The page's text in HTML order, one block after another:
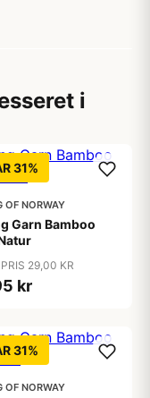
i
31%
OF NORWAY
Garn Bamboo
29,00 KR
kr
31%
OF NORWAY